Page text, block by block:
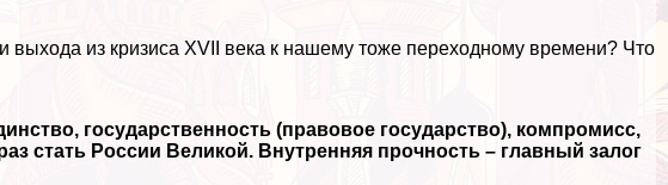
из кризиса XVII века к нашему тоже переходному времени? Что
государственность (правовое государство), компромисс,
стать России Великой. Внутренняя прочность – главный залог